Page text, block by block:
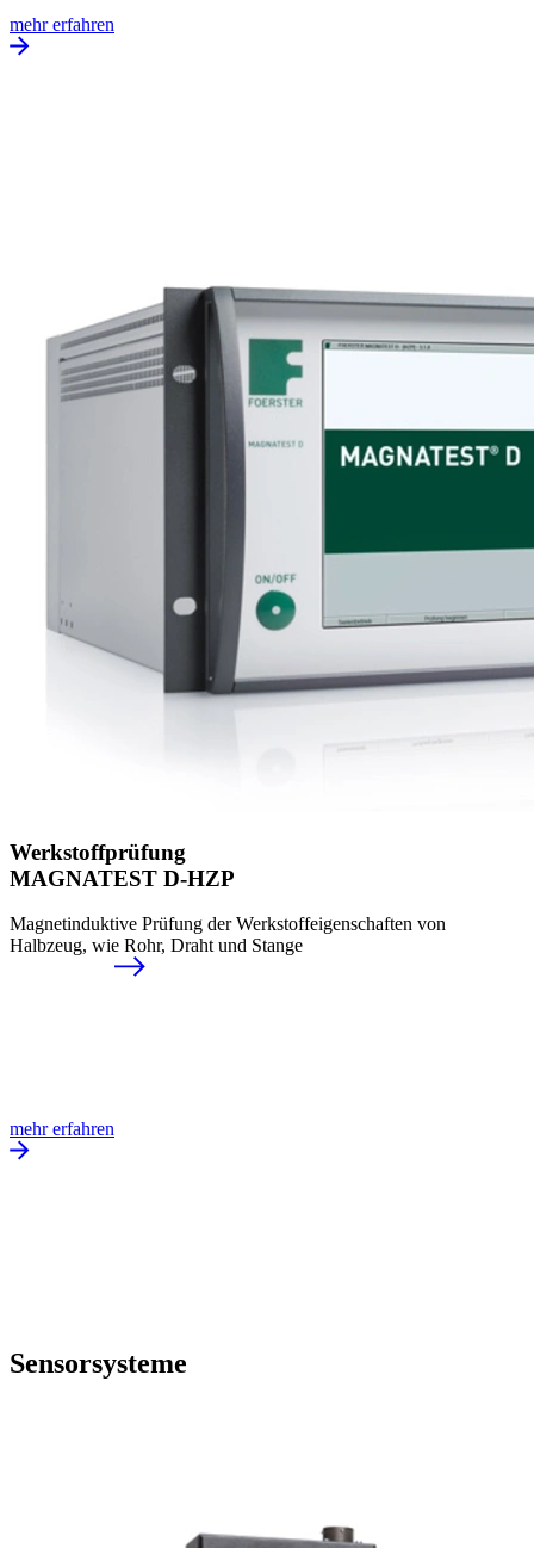
mehr erfahren
Werkstoffprüfung
MAGNATEST D-HZP
Magnetinduktive Prüfung der Werkstoffeigenschaften von
Halbzeug, wie Rohr, Draht und Stange
mehr erfahren
Sensorsysteme